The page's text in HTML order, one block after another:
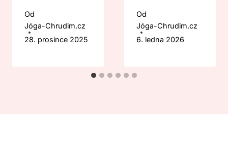
Od
Jóga-Chrudim.cz
28. prosince 2025
Od
Jóga-Chrudim.cz
6. ledna 2026